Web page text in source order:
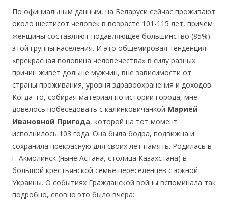
По официальным данным, на Беларуси сейчас проживают
около шестисот человек в возрасте 101-115 лет, причем
женщины составляют подавляющее большинство (85%)
этой группы населения. И это общемировая тенденция:
«прекрасная половина человечества» в силу разных
причин живет дольше мужчин, вне зависимости от
страны проживания, уровня здравоохранения и доходов.
Когда-то, собирая материал по истории города, мне
довелось побеседовать с калинковичанкой Марией
Ивановной Пригода, которой на тот момент
исполнилось 103 года. Она была бодра, подвижна и
сохранила прекрасную для своих лет память. Родилась в
г. Акмолинск (ныне Астана, столица Казахстана) в
большой крестьянской семье переселенцев с южной
Украины. О событиях Гражданской войны вспоминала так
подробно, словно это было вчера: